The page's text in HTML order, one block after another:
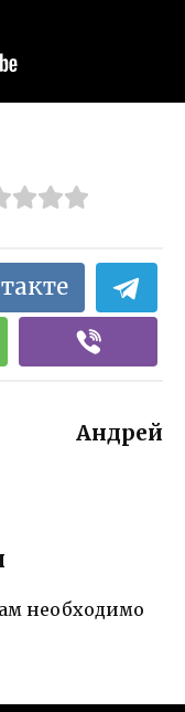
Андрей
необходимо